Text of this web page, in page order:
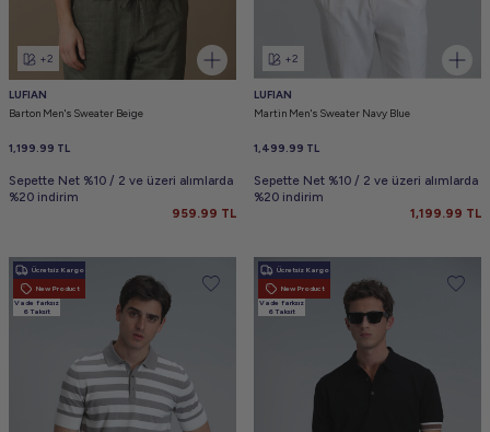
+2
LUFIAN
Barton Men's Sweater Beige
1,199.99 TL
Sepette Net %10 / 2 ve üzeri alımlarda
%20 indirim
959.99 TL
+2
LUFIAN
Martin Men's Sweater Navy Blue
1,499.99 TL
Sepette Net %10 / 2 ve üzeri alımlarda
%20 indirim
1,199.99 TL
Ücretsiz Kargo
New Product
Vade farksız
6 Taksit
Ücretsiz Kargo
New Product
Vade farksız
6 Taksit